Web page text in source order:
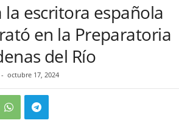
la escritora española
en la Preparatoria
del Río
- octubre 17, 2024